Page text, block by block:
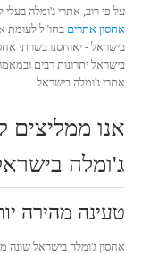
על פי רוב, אתרי ג'ומלה בעלי
אחסון אתרים בחו"ל לעומת
בישראל - יאוחסנו בשרתי
בישראל יתרונות רבים
אתרי ג'ומלה בישראל.
אנו ממליצים
ג'ומלה
טעינה מהירה
אחסון ג'ומלה בישראל שונה